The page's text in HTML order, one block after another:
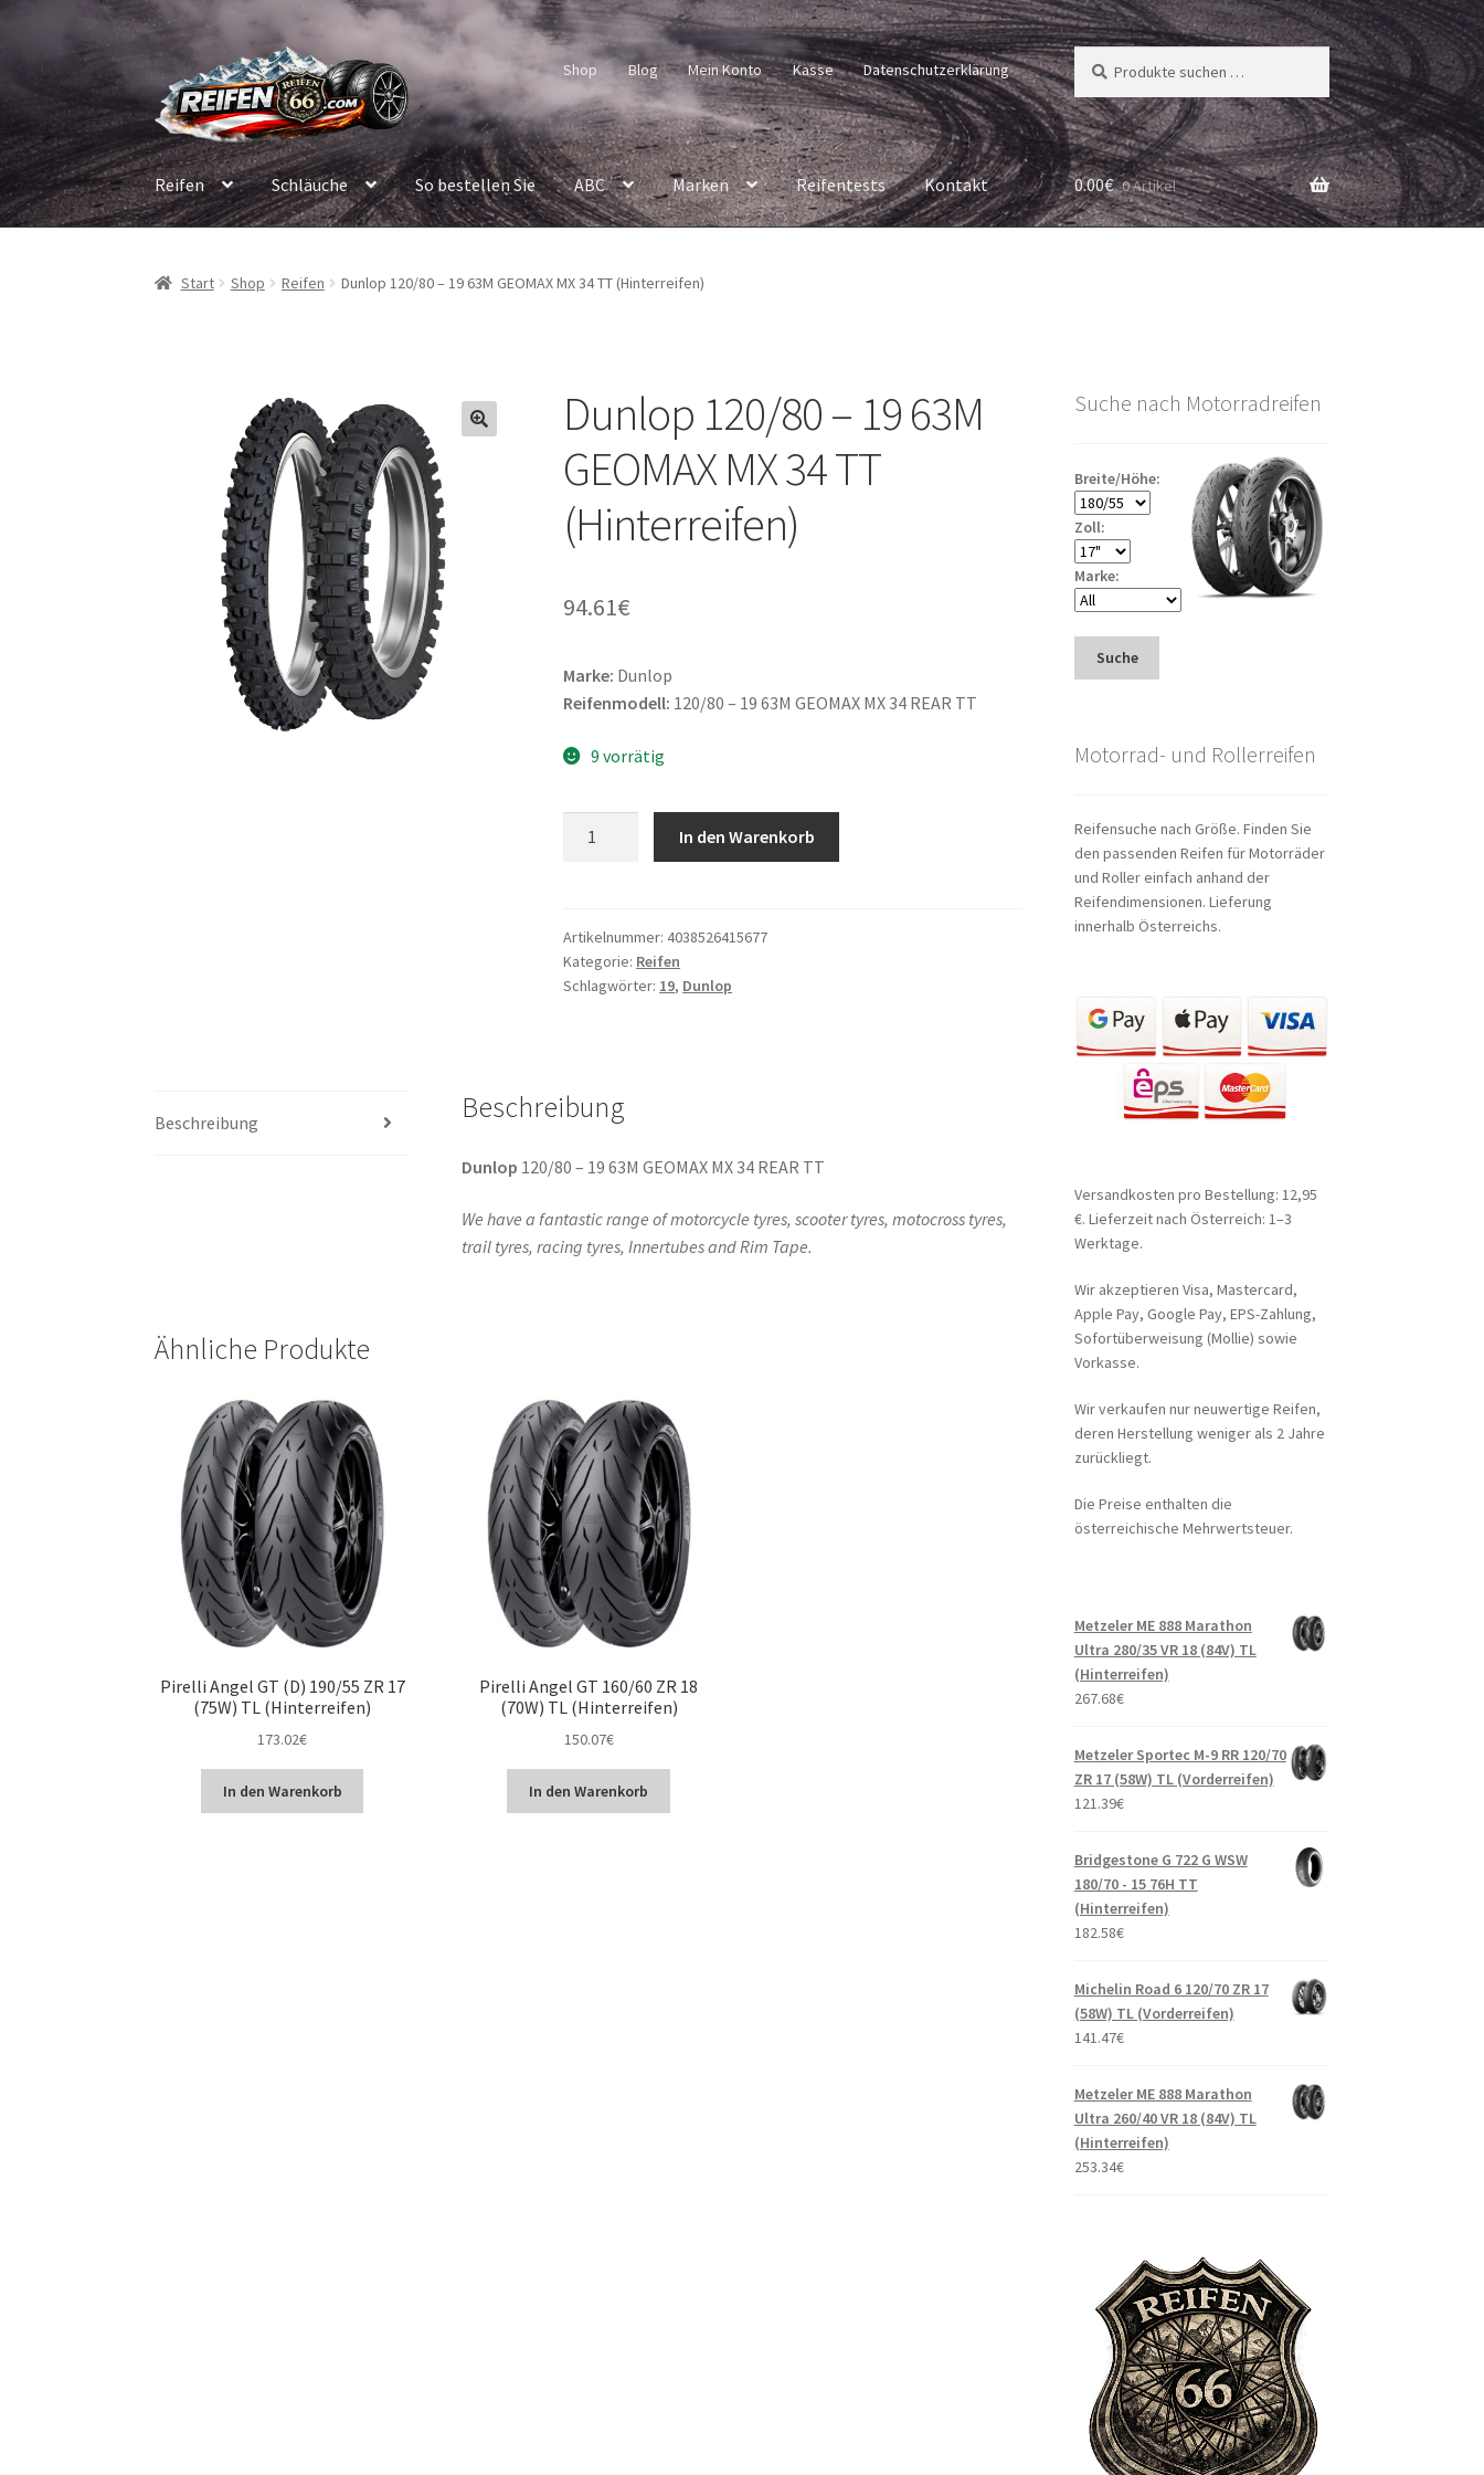
Navigation
springen
Inhalt
springen
Shop Blog Mein Konto Kasse Datenschutzerklärung
Suchen
nach:
Suchen
Reifen Schläuche So bestellen Sie ABC Marken Reifentests Kontakt 0.00€ 0 Artikel
Start Shop Reifen Dunlop 120/80 – 19 63M GEOMAX MX 34 TT (Hinterreifen)
Dunlop 120/80 – 19 63M
GEOMAX MX 34 TT
(Hinterreifen)
94.61€
Marke: Dunlop
Reifenmodell: 120/80 – 19 63M GEOMAX MX 34 REAR TT
9 vorrätig
63M
GEOMAX
MX
Menge
In den Warenkorb
Artikelnummer:4038526415677
Kategorie: Reifen
Schlagwörter: 19, Dunlop
Beschreibung Beschreibung
Dunlop 120/80 – 19 63M GEOMAX MX 34 REAR TT
We have a fantastic range of motorcycle tyres, scooter tyres, motocross tyres,
trail tyres, racing tyres, Innertubes and Rim Tape.
Ähnliche Produkte
Pirelli Angel GT (D) 190/55 ZR 17
(75W) TL (Hinterreifen)
173.02€
In den Warenkorb
Pirelli Angel GT 160/60 ZR 18
(70W) TL (Hinterreifen)
150.07€
In den Warenkorb
Suche nach Motorradreifen
Breite/Höhe:
Zoll:
Marke:
Suche
Motorrad- und Rollerreifen
Reifensuche nach Größe. Finden Sie
den passenden Reifen für Motorräder
und Roller einfach anhand der
Reifendimensionen. Lieferung
innerhalb Österreichs.
Versandkosten pro Bestellung: 12,95
€. Lieferzeit nach Österreich: 1–3
Werktage.
Wir akzeptieren Visa, Mastercard,
Apple Pay, Google Pay, EPS-Zahlung,
Sofortüberweisung (Mollie) sowie
Vorkasse.
Wir verkaufen nur neuwertige Reifen,
deren Herstellung weniger als 2 Jahre
zurückliegt.
Die Preise enthalten die
österreichische Mehrwertsteuer.
Metzeler ME 888 Marathon
Ultra 280/35 VR 18 (84V) TL
(Hinterreifen)
267.68€
Metzeler Sportec M-9 RR 120/70
ZR 17 (58W) TL (Vorderreifen)
121.39€
Bridgestone G 722 G WSW
180/70 - 15 76H TT
(Hinterreifen)
182.58€
Michelin Road 6 120/70 ZR 17
(58W) TL (Vorderreifen)
141.47€
Metzeler ME 888 Marathon
Ultra 260/40 VR 18 (84V) TL
(Hinterreifen)
253.34€